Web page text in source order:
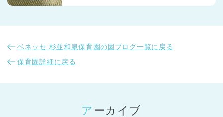
神奈川県
ベネッセ 杉並和泉保育園の園ブログ一覧に戻る
保育園詳細に戻る
アーカイブ